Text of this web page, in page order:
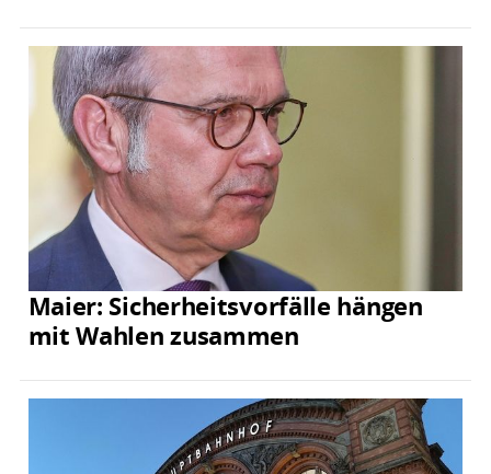
Maier: Sicherheitsvorfälle hängen
mit Wahlen zusammen